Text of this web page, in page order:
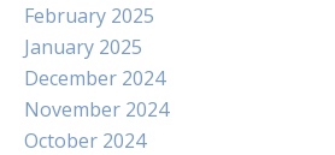
February 2025
January 2025
December 2024
November 2024
October 2024